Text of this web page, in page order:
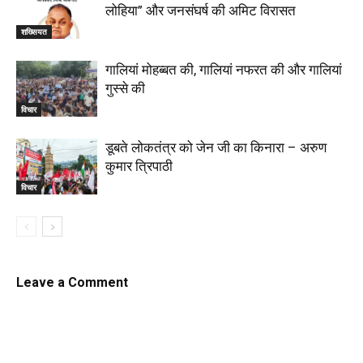
शख्सियत
लोहिया” और जनसंघर्ष की अमिट विरासत
विचार
गालियां मोहब्बत की, गालियां नफरत की और गालियां
गुस्से की
विचार
डूबते लोकतंत्र को जेन जी का किनारा – अरुण
कुमार त्रिपाठी
Leave a Comment